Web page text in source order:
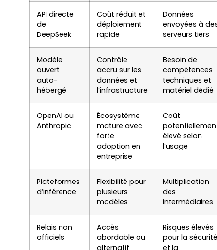
API directe
de
DeepSeek
Coût réduit et
déploiement
rapide
Données
envoyées à
serveurs tiers
Modèle
ouvert
auto-
hébergé
Contrôle
accru sur les
données et
l’infrastructure
Besoin de
compétences
techniques et
matériel dédié
OpenAI ou
Anthropic
Écosystème
mature avec
forte
adoption en
entreprise
Coût
élevé selon
l’usage
Plateformes
d’inférence
Flexibilité pour
plusieurs
modèles
Multiplication
des
intermédiaires
Relais non
officiels
Accès
abordable ou
alternatif
Risques élevés
pour la sécurité
et la